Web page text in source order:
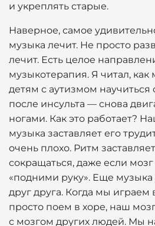
и укреплять старые.
Наверное, самое
музыка лечит. Не просто
лечит. Есть целое
музыкотерапия. Я читал, как
детям с аутизмом
после инсульта — снова
ногами. Как это работает?
музыка заставляет его
очень плохо. Ритм
сокращаться, даже если
«подними руку». Еще музыка
друг друга. Когда мы играем
просто поем в хоре, наш
с мозгом других людей. Мы